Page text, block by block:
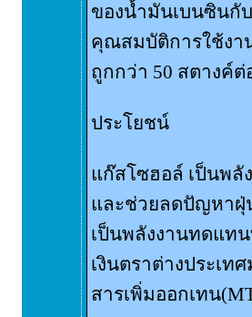
ของน้ำมันเบนซินกั
คุณสมบัติการใช้งา
ถูกกว่า 50 สตางค์ต่
ประโยชน์
แก๊สโซฮอล์ เป็นพลั
และช่วยลดปัญหาฝุ่
เป็นพลังงานทดแท
เงินตราต่างประเท
สารเพิ่มออกเทน